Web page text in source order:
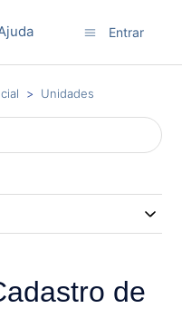
Entrar
Unidades
de